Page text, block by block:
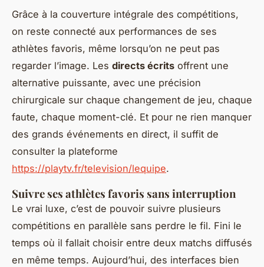
Grâce à la couverture intégrale des compétitions,
on reste connecté aux performances de ses
athlètes favoris, même lorsqu’on ne peut pas
regarder l’image. Les directs écrits offrent une
alternative puissante, avec une précision
chirurgicale sur chaque changement de jeu, chaque
faute, chaque moment-clé. Et pour ne rien manquer
des grands événements en direct, il suffit de
consulter la plateforme
https://playtv.fr/television/lequipe.
Suivre ses athlètes favoris sans interruption
Le vrai luxe, c’est de pouvoir suivre plusieurs
compétitions en parallèle sans perdre le fil. Fini le
temps où il fallait choisir entre deux matchs diffusés
en même temps. Aujourd’hui, des interfaces bien